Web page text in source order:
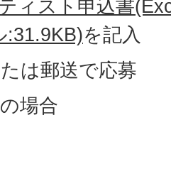
ィスト申込書
:31.9KB)を記入
は郵送で応募
場合